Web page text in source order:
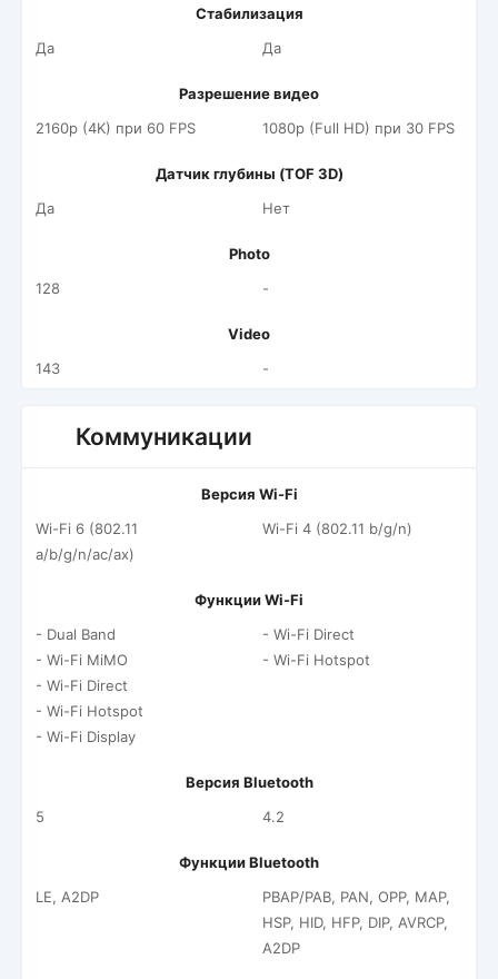
Стабилизация
Да
Да
Разрешение видео
2160p (4K) при 60 FPS
1080p (Full HD) при 30 FPS
Датчик глубины (TOF 3D)
Да
Нет
Photo
128
-
Video
143
-
Коммуникации
Версия Wi-Fi
Wi-Fi 6 (802.11
a/b/g/n/ac/ax)
Wi-Fi 4 (802.11 b/g/n)
Функции Wi-Fi
- Dual Band
- Wi-Fi MiMO
- Wi-Fi Direct
- Wi-Fi Hotspot
- Wi-Fi Display
- Wi-Fi Direct
- Wi-Fi Hotspot
Версия Bluetooth
5
4.2
Функции Bluetooth
LE, A2DP
PBAP/PAB, PAN, OPP, MAP,
HSP, HID, HFP, DIP, AVRCP,
A2DP